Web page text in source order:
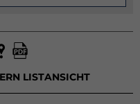
LISTANSICHT